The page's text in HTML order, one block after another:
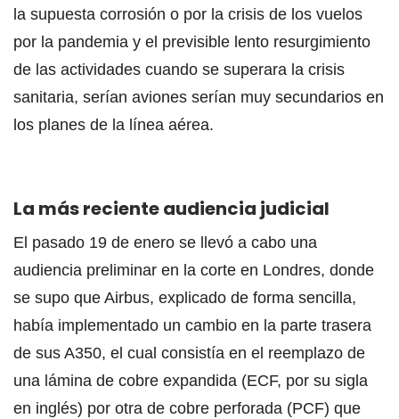
la supuesta corrosión o por la crisis de los vuelos
por la pandemia y el previsible lento resurgimiento
de las actividades cuando se superara la crisis
sanitaria, serían aviones serían muy secundarios en
los planes de la línea aérea.
La más reciente audiencia judicial
El pasado 19 de enero se llevó a cabo una
audiencia preliminar en la corte en Londres, donde
se supo que Airbus, explicado de forma sencilla,
había implementado un cambio en la parte trasera
de sus A350, el cual consistía en el reemplazo de
una lámina de cobre expandida (ECF, por su sigla
en inglés) por otra de cobre perforada (PCF) que